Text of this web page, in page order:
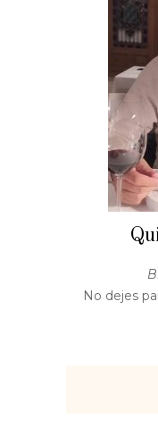
No dejes